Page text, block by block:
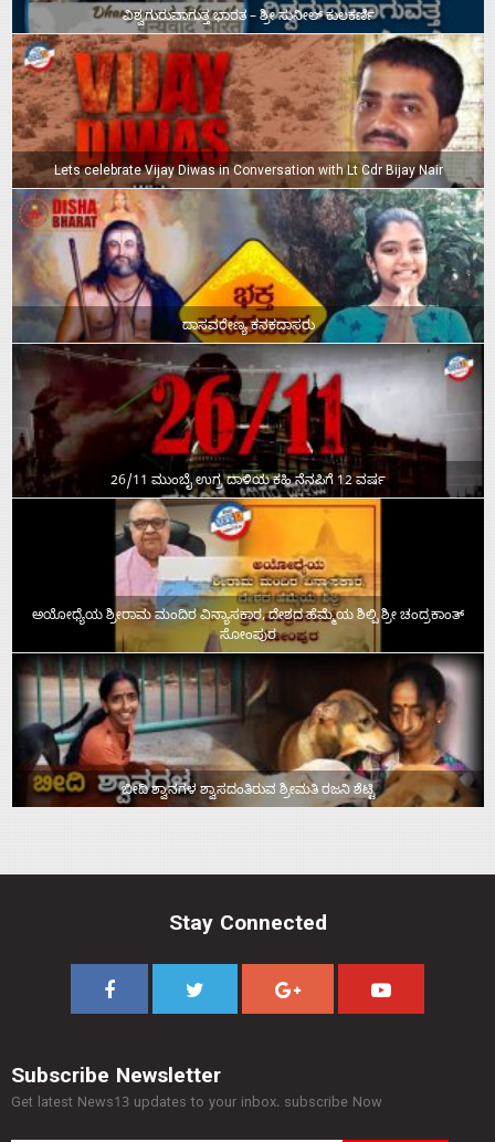
ವಿಶ್ವಗುರುವಾಗುತ್ತ ಭಾರತ – ಶ್ರೀ ಸುನೀಲ್‌ ಕುಲಕರ್ಣಿ
Lets celebrate Vijay Diwas in Conversation with Lt Cdr Bijay Nair
ದಾಸವರೇಣ್ಯ ಕನಕದಾಸರು
26/11 ಮುಂಬೈ ಉಗ್ರ ದಾಳಿಯ ಕಹಿ ನೆನಪಿಗೆ 12 ವರ್ಷ
ಅಯೋಧ್ಯೆಯ ಶ್ರೀರಾಮ ಮಂದಿರ ವಿನ್ಯಾಸಕಾರ, ದೇಶದ ಹೆಮ್ಮೆಯ ಶಿಲ್ಪಿ ಶ್ರೀ ಚಂದ್ರಕಾಂತ್‌
ಸೋಂಪುರ
ಬೀದಿ ಶ್ವಾನಗಳ ಶ್ವಾಸದಂತಿರುವ ಶ್ರೀಮತಿ ರಜನಿ ಶೆಟ್ಟಿ
Stay Connected
Subscribe Newsletter
Get latest News13 updates to your inbox. subscribe Now